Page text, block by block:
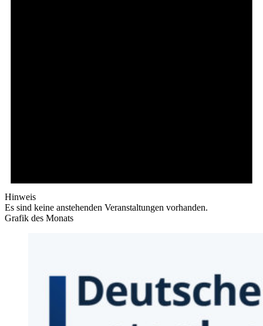
Hinweis
Es sind keine anstehenden Veranstaltungen vorhanden.
Grafik des Monats